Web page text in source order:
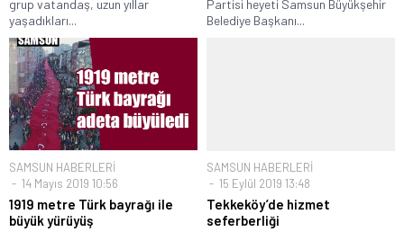
grup vatandaş, uzun yıllar
yaşadıkları...
Partisi heyeti Samsun Büyükşehir
Belediye Başkanı...
SAMSUN HABERLERİ
14 Mayıs 2019 10:56
1919 metre Türk bayrağı ile
büyük yürüyüş
SAMSUN HABERLERİ
15 Eylül 2019 13:48
Tekkeköy’de hizmet
seferberliği